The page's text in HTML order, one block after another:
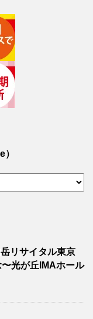
リサイタル東京
光が丘IMAホール